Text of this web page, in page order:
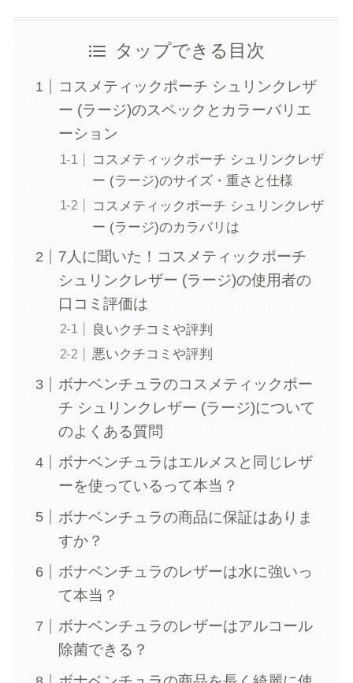
タップできる目次
コスメティックポーチ シュリンクレザ
ー (ラージ)のスペックとカラーバリエ
ーション
コスメティックポーチ シュリンクレザ
ー (ラージ)のサイズ・重さと仕様
コスメティックポーチ シュリンクレザ
ー (ラージ)のカラバリは
7人に聞いた！コスメティックポーチ
シュリンクレザー (ラージ)の使用者の
口コミ評価は
良いクチコミや評判
悪いクチコミや評判
ボナベンチュラのコスメティックポー
チ シュリンクレザー (ラージ)について
のよくある質問
ボナベンチュラはエルメスと同じレザ
ーを使っているって本当？
ボナベンチュラの商品に保証はありま
すか？
ボナベンチュラのレザーは水に強いっ
て本当？
ボナベンチュラのレザーはアルコール
除菌できる？